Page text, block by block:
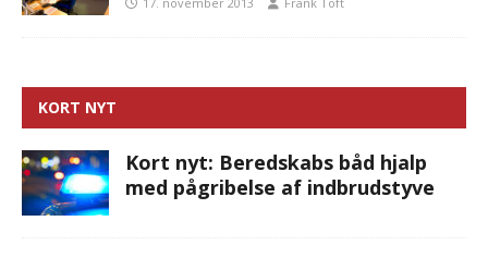
KORT NYT
Kort nyt: Beredskabs båd hjalp
med pågribelse af indbrudstyve